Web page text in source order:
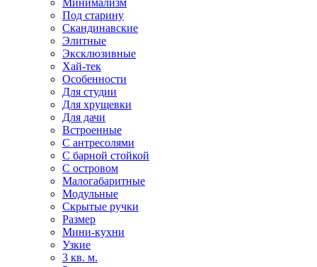
Минимализм
Под старину
Скандинавские
Элитные
Эксклюзивные
Хай-тек
Особенности
Для студии
Для хрущевки
Для дачи
Встроенные
С антресолями
С барной стойкой
С островом
Малогабаритные
Модульные
Скрытые ручки
Размер
Мини-кухни
Узкие
3 кв. м.